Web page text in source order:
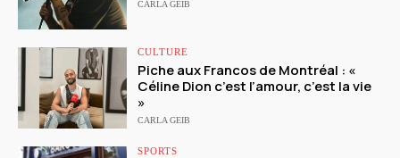
CARLA GEIB
CULTURE
Piche aux Francos de Montréal : «
Céline Dion c’est l’amour, c’est la vie
»
CARLA GEIB
SPORTS